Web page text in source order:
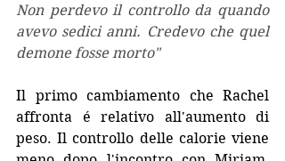
Non perdevo il controllo da quando
avevo sedici anni. Credevo che quel
demone fosse morto"
Il primo cambiamento che Rachel
affronta é relativo all'aumento di
peso. Il controllo delle calorie viene